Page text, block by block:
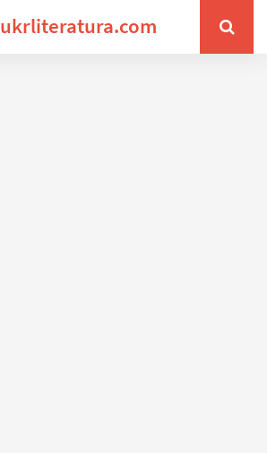
ukrliteratura.com